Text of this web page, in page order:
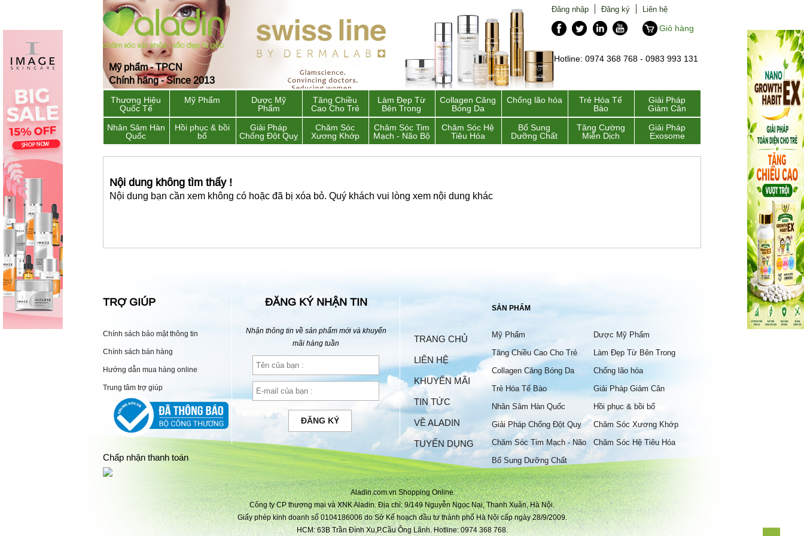
Mỹ phẩm - TPCN
Chính hãng - Since 2013
Đăng nhập Đăng ký
Liên hệ
Giỏ hàng
Hotline: 0974 368 768 - 0983 993 131
Thương Hiệu
Quốc Tế
Mỹ Phẩm
Dược Mỹ
Phẩm
Tăng Chiều
Cao Cho Trẻ
Làm Đẹp Từ
Bên Trong
Collagen Căng
Bóng Da
Chống lão hóa
Trẻ Hóa Tế
Bào
Giải Pháp
Giảm Cân
Nhân Sâm Hàn
Quốc
Hồi phục & bồi
bổ
Giải Pháp
Chống Đột Quỵ
Chăm Sóc
Xương Khớp
Chăm Sóc Tim
Mạch - Não Bộ
Chăm Sóc Hệ
Tiêu Hóa
Bổ Sung
Dưỡng Chất
Tăng Cường
Miễn Dịch
Giải Pháp
Exosome
Nội dung không tìm thấy !
Nội dung bạn cần xem không có hoặc đã bị xóa bỏ. Quý khách vui lòng xem nội dung khác
TRỢ GIÚP
Chính sách bảo mật thông tin
Chính sách bán hàng
Hướng dẫn mua hàng online
Trung tâm trợ giúp
ĐĂNG KÝ NHẬN TIN
Nhận thông tin về sản phẩm mới và khuyến
mãi hàng tuần
ĐĂNG KÝ
TRANG CHỦ
LIÊN HỆ
KHUYẾN MÃI
TIN TỨC
VỀ ALADIN
TUYỂN DỤNG
SẢN PHẨM
Mỹ Phẩm
Dược Mỹ Phẩm
Tăng Chiều Cao Cho Trẻ
Làm Đẹp Từ Bên Trong
Collagen Căng Bóng Da
Chống lão hóa
Trẻ Hóa Tế Bào
Giải Pháp Giảm Cân
Nhân Sâm Hàn Quốc
Hồi phục & bồi bổ
Giải Pháp Chống Đột Quỵ
Chăm Sóc Xương Khớp
Chăm Sóc Tim Mạch - Não
Bộ
Chăm Sóc Hệ Tiêu Hóa
Bổ Sung Dưỡng Chất
Chấp nhận thanh toán
Aladin.com.vn Shopping Online
Công ty CP thương mại và XNK Aladin. Địa chỉ: 9/149 Nguyễn Ngọc Nại, Thanh Xuân, Hà Nội.
Giấy phép kinh doanh số 0104186006 do Sở Kế hoạch đầu tư thành phố Hà Nội cấp ngày 28/9/2009.
HCM: 63B Trần Đình Xu,P.Cầu Ông Lãnh. Hotline: 0974 368 768.